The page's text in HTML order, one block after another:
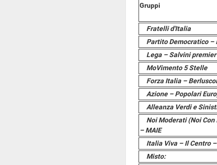
Gruppi
Fratelli d'Italia
Partito Democratico
Lega – Salvini premier
MoVimento 5 Stelle
Forza Italia –
Azione – Popolari
Alleanza Verdi e
Noi Moderati (Noi
– MAIE
Italia Viva – Il Centro
Misto: